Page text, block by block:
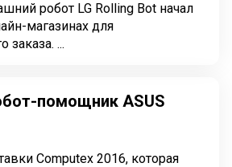
робот LG Rolling Bot начал
магазинах для
заказа. ...
помощник ASUS
Computex 2016, которая